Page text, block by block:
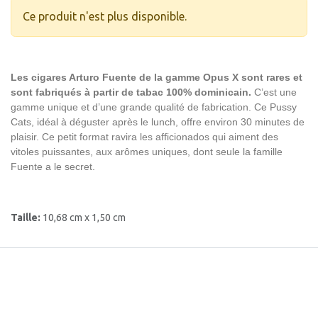
Ce produit n'est plus disponible.
Les cigares Arturo Fuente de la gamme Opus X sont rares et
sont fabriqués à partir de tabac 100% dominicain. C’est une
gamme unique et d’une grande qualité de fabrication. Ce Pussy
Cats, idéal à déguster après le lunch, offre environ 30 minutes de
plaisir. Ce petit format ravira les afficionados qui aiment des
vitoles puissantes, aux arômes uniques, dont seule la famille
Fuente a le secret.
Taille: 10,68 cm x 1,50 cm